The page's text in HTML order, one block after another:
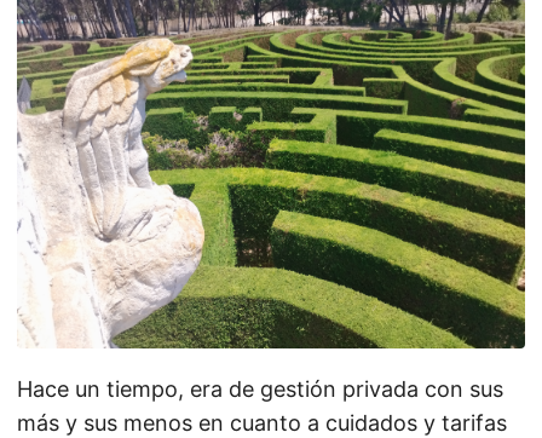
Hace un tiempo, era de gestión privada con sus
más y sus menos en cuanto a cuidados y tarifas